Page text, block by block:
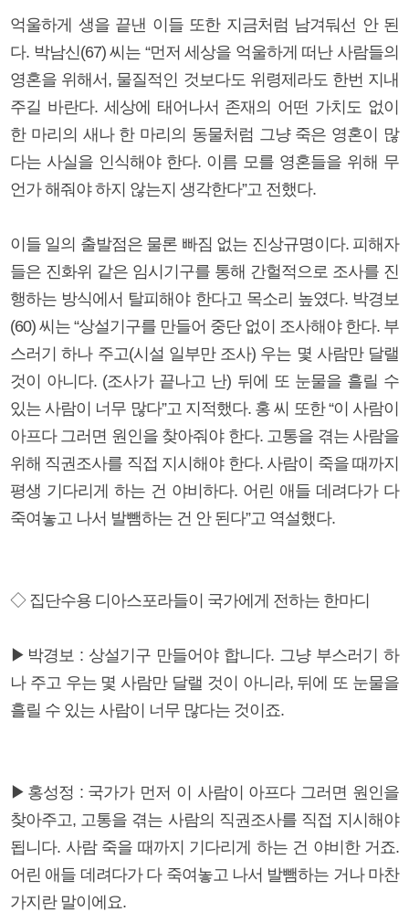
억울하게 생을 끝낸 이들 또한 지금처럼 남겨둬선 안 된
다. 박남신(67) 씨는 “먼저 세상을 억울하게 떠난 사람들의
영혼을 위해서, 물질적인 것보다도 위령제라도 한번 지내
주길 바란다. 세상에 태어나서 존재의 어떤 가치도 없이
한 마리의 새나 한 마리의 동물처럼 그냥 죽은 영혼이 많
다는 사실을 인식해야 한다. 이름 모를 영혼들을 위해 무
언가 해줘야 하지 않는지 생각한다”고 전했다.
이들 일의 출발점은 물론 빠짐 없는 진상규명이다. 피해자
들은 진화위 같은 임시기구를 통해 간헐적으로 조사를 진
행하는 방식에서 탈피해야 한다고 목소리 높였다. 박경보
(60) 씨는 “상설기구를 만들어 중단 없이 조사해야 한다. 부
스러기 하나 주고(시설 일부만 조사) 우는 몇 사람만 달랠
것이 아니다. (조사가 끝나고 난) 뒤에 또 눈물을 흘릴 수
있는 사람이 너무 많다”고 지적했다. 홍 씨 또한 “이 사람이
아프다 그러면 원인을 찾아줘야 한다. 고통을 겪는 사람을
위해 직권조사를 직접 지시해야 한다. 사람이 죽을 때까지
평생 기다리게 하는 건 야비하다. 어린 애들 데려다가 다
죽여놓고 나서 발뺌하는 건 안 된다”고 역설했다.
◇ 집단수용 디아스포라들이 국가에게 전하는 한마디
▶박경보 : 상설기구 만들어야 합니다. 그냥 부스러기 하
나 주고 우는 몇 사람만 달랠 것이 아니라, 뒤에 또 눈물을
흘릴 수 있는 사람이 너무 많다는 것이죠.
▶홍성정 : 국가가 먼저 이 사람이 아프다 그러면 원인을
찾아주고, 고통을 겪는 사람의 직권조사를 직접 지시해야
됩니다. 사람 죽을 때까지 기다리게 하는 건 야비한 거죠.
어린 애들 데려다가 다 죽여놓고 나서 발뺌하는 거나 마찬
가지란 말이에요.